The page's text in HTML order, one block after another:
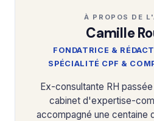
À PROPOS DE
Camille
FONDATRICE &
SPÉCIALITÉ CPF &
Ex-consultante RH passée
cabinet d'expertise-
accompagné une centaine